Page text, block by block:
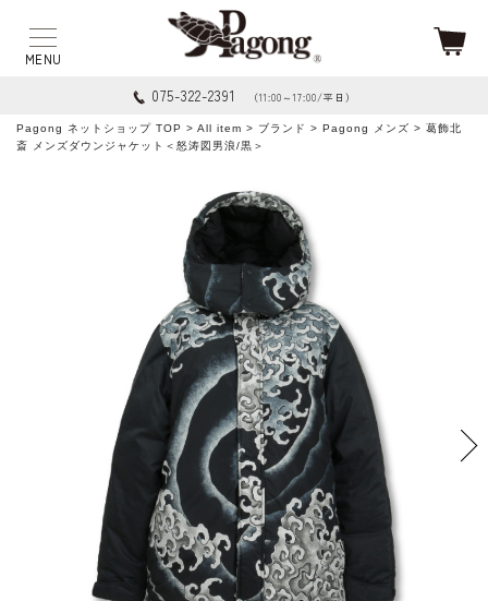
075-322-2391 （11:00～17:00/平日）
Pagong ネットショップ TOP > All item > ブランド > Pagong メンズ > 葛飾北
斎 メンズダウンジャケット＜怒涛図男浪/黒＞